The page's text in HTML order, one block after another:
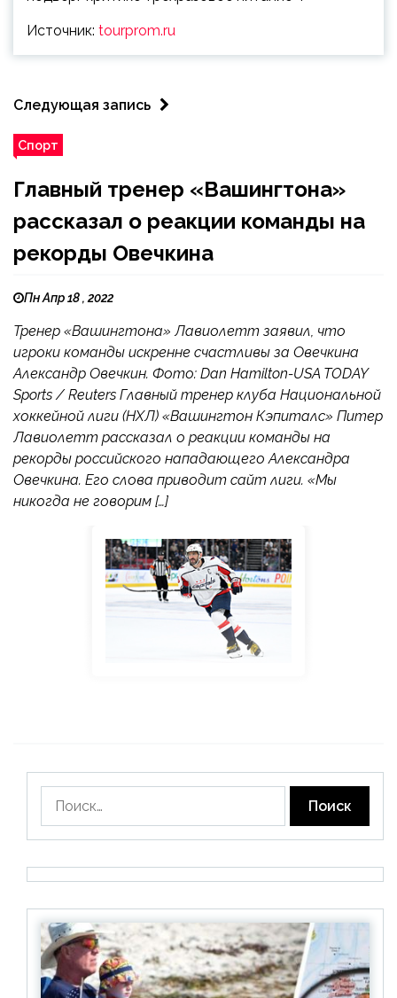
Источник: tourprom.ru
Следующая запись
Спорт
Главный тренер «Вашингтона»
рассказал о реакции команды на
рекорды Овечкина
Пн Апр 18 , 2022
Тренер «Вашингтона» Лавиолетт заявил, что
игроки команды искренне счастливы за Овечкина
Александр Овечкин. Фото: Dan Hamilton-USA TODAY
Sports / Reuters Главный тренер клуба Национальной
хоккейной лиги (НХЛ) «Вашингтон Кэпиталс» Питер
Лавиолетт рассказал о реакции команды на
рекорды российского нападающего Александра
Овечкина. Его слова приводит сайт лиги. «Мы
никогда не говорим […]